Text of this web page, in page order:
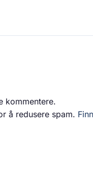
kommentere.
å redusere spam.